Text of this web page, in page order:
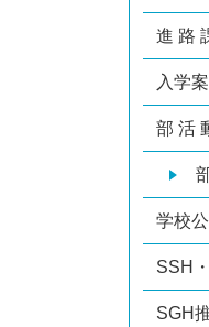
進 路
入学
部 活
学校
SSH
SGH